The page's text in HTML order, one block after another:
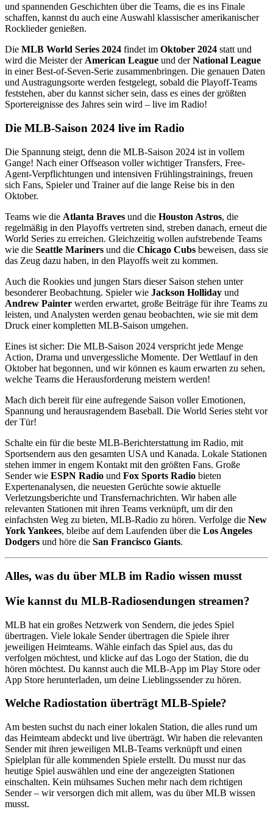
und spannenden Geschichten über die Teams, die es ins Finale
schaffen, kannst du auch eine Auswahl klassischer amerikanischer
Rocklieder genießen.
Die MLB World Series 2024 findet im Oktober 2024 statt und
wird die Meister der American League und derNational League
in einer Best-of-Seven-Serie zusammenbringen. Die genauen Daten
und Austragungsorte werden festgelegt, sobald die Playoff-Teams
feststehen, aber du kannst sicher sein, dass es eines der größten
Sportereignisse des Jahres sein wird – live im Radio!
Die MLB-Saison 2024 live im Radio
Die Spannung steigt, denn die MLB-Saison 2024 ist in vollem
Gange! Nach einer Offseason voller wichtiger Transfers, Free-
Agent-Verpflichtungen und intensiven Frühlingstrainings, freuen
sich Fans, Spieler und Trainer auf die lange Reise bis in den
Oktober.
Teams wie die Atlanta Braves und die Houston Astros, die
regelmäßig in den Playoffs vertreten sind, streben danach, erneut die
World Series zu erreichen. Gleichzeitig wollen aufstrebende Teams
wie die Seattle Mariners und die Chicago Cubs beweisen, dass sie
das Zeug dazu haben, in den Playoffs weit zu kommen.
Auch die Rookies und jungen Stars dieser Saison stehen unter
besonderer Beobachtung. Spieler wie Jackson Holliday und
Andrew Painter werden erwartet, große Beiträge für ihre Teams zu
leisten, und Analysten werden genau beobachten, wie sie mit dem
Druck einer kompletten MLB-Saison umgehen.
Eines ist sicher: Die MLB-Saison 2024 verspricht jede Menge
Action, Drama und unvergessliche Momente. Der Wettlauf in den
Oktober hat begonnen, und wir können es kaum erwarten zu sehen,
welche Teams die Herausforderung meistern werden!
Mach dich bereit für eine aufregende Saison voller Emotionen,
Spannung und herausragendem Baseball. Die World Series steht vor
der Tür!
Schalte ein für die beste MLB-Berichterstattung im Radio, mit
Sportsendern aus den gesamten USA und Kanada. Lokale Stationen
stehen immer in engem Kontakt mit den größten Fans. Große
Sender wie ESPN Radio und Fox Sports Radio bieten
Expertenanalysen, die neuesten Gerüchte sowie aktuelle
Verletzungsberichte und Transfernachrichten. Wir haben alle
relevanten Stationen mit ihren Teams verknüpft, um dir den
einfachsten Weg zu bieten, MLB-Radio zu hören. Verfolge die New
York Yankees, bleibe auf dem Laufenden über die Los Angeles
Dodgers und höre die San Francisco Giants.
Alles, was du über MLB im Radio wissen musst
Wie kannst du MLB-Radiosendungen streamen?
MLB hat ein großes Netzwerk von Sendern, die jedes Spiel
übertragen. Viele lokale Sender übertragen die Spiele ihrer
jeweiligen Heimteams. Wähle einfach das Spiel aus, das du
verfolgen möchtest, und klicke auf das Logo der Station, die du
hören möchtest. Du kannst auch die MLB-App im Play Store oder
App Store herunterladen, um deine Lieblingssender zu hören.
Welche Radiostation überträgt MLB-Spiele?
Am besten suchst du nach einer lokalen Station, die alles rund um
das Heimteam abdeckt und live überträgt. Wir haben die relevanten
Sender mit ihren jeweiligen MLB-Teams verknüpft und einen
Spielplan für alle kommenden Spiele erstellt. Du musst nur das
heutige Spiel auswählen und eine der angezeigten Stationen
einschalten. Kein mühsames Suchen mehr nach dem richtigen
Sender – wir versorgen dich mit allem, was du über MLB wissen
musst.